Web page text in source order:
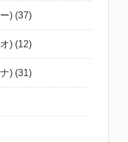
) (37)
) (12)
) (31)